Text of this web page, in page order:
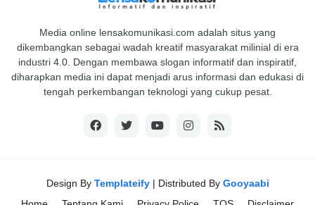
Media online lensakomunikasi.com adalah situs yang
dikembangkan sebagai wadah kreatif masyarakat milinial di era
industri 4.0. Dengan membawa slogan informatif dan inspiratif,
diharapkan media ini dapat menjadi arus informasi dan edukasi di
tengah perkembangan teknologi yang cukup pesat.
Design By Templateify| Distributed By Gooyaabi